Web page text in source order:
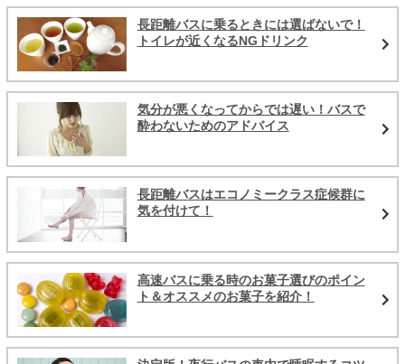
長距離バスに乗るときには選ばないで！
トイレが近くなるNGドリンク
気分が悪くなってからでは遅い！バスで
酔わないためのアドバイス
長距離バスはエコノミークラス症候群に
気を付けて！
高速バスに乗る時のお菓子選びのポイン
ト＆オススメのお菓子を紹介！